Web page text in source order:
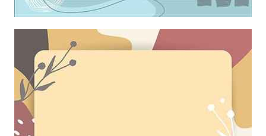
Khung ảnh nền powerpoint với điểm nhấn là những họa tiết và
những đường kẻ nghệ thuật